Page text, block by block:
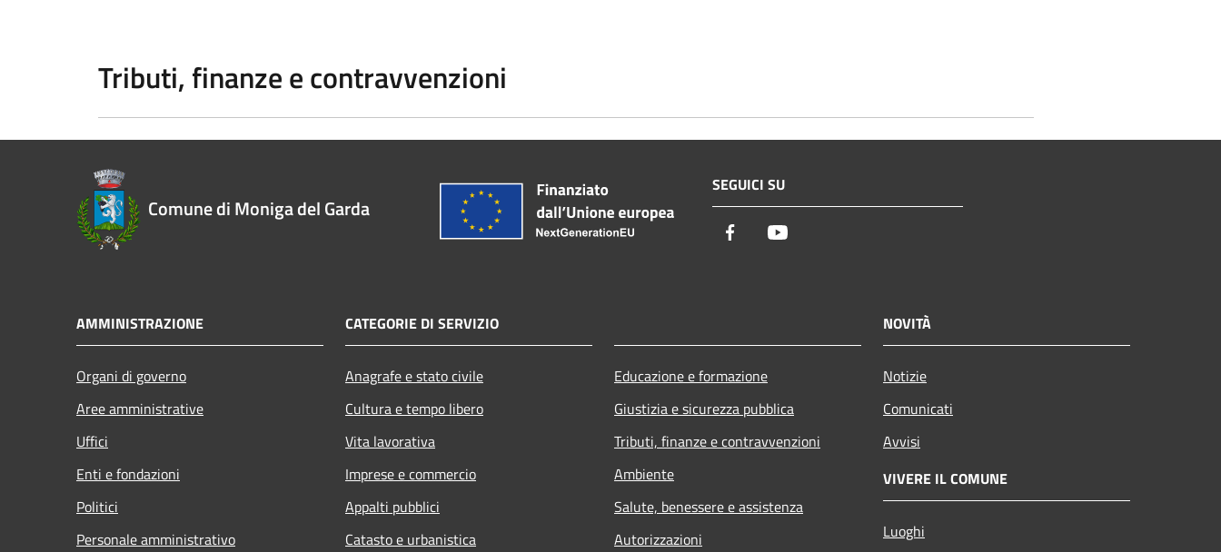
Tributi, finanze e contravvenzioni
Comune di Moniga del Garda
SEGUICI SU
Facebook
AMMINISTRAZIONE
Organi di governo
Aree amministrative
Uffici
Enti e fondazioni
Politici
Personale amministrativo
CATEGORIE DI SERVIZIO
Anagrafe e stato civile
Cultura e tempo libero
Vita lavorativa
Imprese e commercio
Appalti pubblici
Catasto e urbanistica
Educazione e formazione
Giustizia e sicurezza pubblica
Tributi, finanze e contravvenzioni
Ambiente
Salute, benessere e assistenza
Autorizzazioni
NOVITÀ
Notizie
Comunicati
Avvisi
VIVERE IL COMUNE
Luoghi